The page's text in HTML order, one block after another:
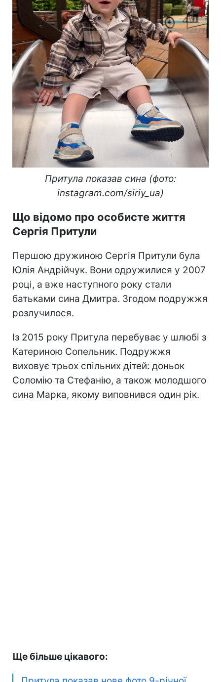
Притула показав сина (фото:
instagram.com/siriy_ua)
Що відомо про особисте життя
Сергія Притули
Першою дружиною Сергія Притули була
Юлія Андрійчук. Вони одружилися у 2007
році, а вже наступного року стали
батьками сина Дмитра. Згодом подружжя
розлучилося.
Із 2015 року Притула перебуває у шлюбі з
Катериною Сопельник. Подружжя
виховує трьох спільних дітей: доньок
Соломію та Стефанію, а також молодшого
сина Марка, якому виповнився один рік.
Ще більше цікавого: